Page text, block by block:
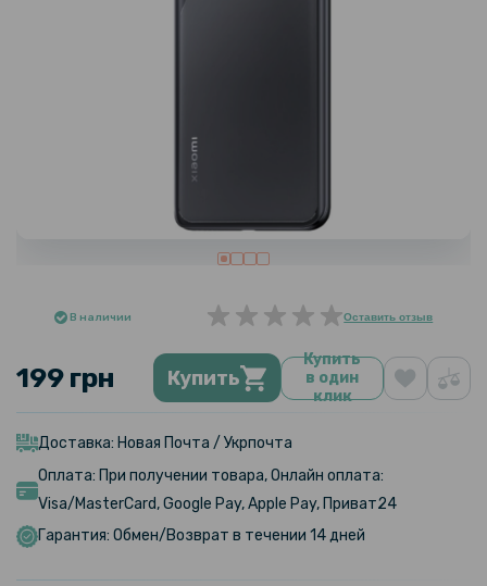
В наличии Оставить отзыв
199 грн Купить
Купить
в один
клик
Доставка: Новая Почта / Укрпочта
Оплата: При получении товара, Онлайн оплата:
Visa/MasterCard, Google Pay, Apple Pay, Приват24
Гарантия: Обмен/Возврат в течении 14 дней